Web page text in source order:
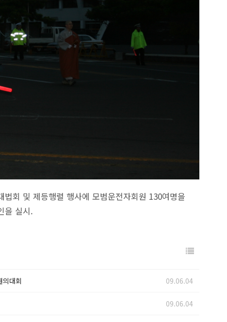
회 및 제등행렬 행사에 모범운전자회원 130여명을
을 실시.
대회 09.06.04
09.06.04